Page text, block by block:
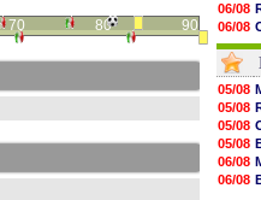
70 80 90
06/08
06/08
06/08
06/08
06/08
06/08
06/08
06/08
06/08
06/08
06/08
05/08
05/08
05/08
05/08
06/08
06/08